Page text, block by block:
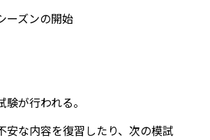
ーズンの開始
が行われる。
安な内容を復習したり、次の模試